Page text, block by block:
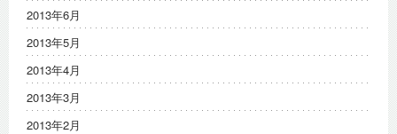
2013年6月
2013年5月
2013年4月
2013年3月
2013年2月